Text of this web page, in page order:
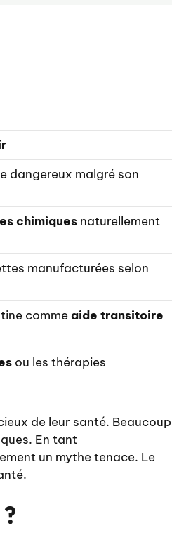
dangereux malgré son
chimiques naturellement
manufacturées selon
commeaide transitoire
ou les thérapies
de leur santé. Beaucoup
En tant
un mythe tenace. Le